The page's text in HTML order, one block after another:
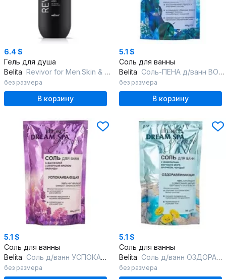
6.4 $
Гель для душа
Belita Revivor for Men.Skin & Hair Care-Гель-душ-шампунь 4 в 1
без размера
В корзину
5.1 $
Соль для ванны
Belita Соль-ПЕНА д/ванн ВОССТАНАВЛИВАЮЩАЯ с коллаген.и морск.водоросл
без размера
В корзину
5.1 $
Соль для ванны
Belita Соль д/ванн УСПОКАИВАЮЩАЯ с магнезией и аромамаслом лаванды,.Dream SPA
без размера
5.1 $
Соль для ванны
Belita Соль д/ванн ОЗДОРАВЛИВАЮЩАЯ с Солью Мертв.моря, шалф-м,черед.и аромама
без размера